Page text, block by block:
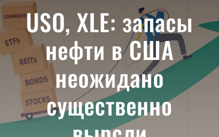
ЧТО ТАКОЕ ETF
ИНВЕСТИЦИИ В ETF
ТЕМАТИЧЕСКИЕ ETF
АКТУАЛЬНЫЕ
USO, XLE: запасы
нефти в США
неожидано
существенно